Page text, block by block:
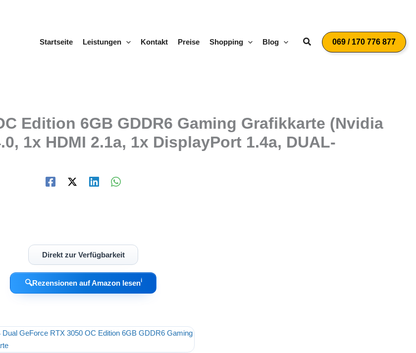
Startseite
Leistungen Kontakt Preise Shopping Blog Suchen069 / 170 776 877
Edition 6GB GDDR6 Gaming Grafikkarte (Nvidia
1x HDMI 2.1a, 1x DisplayPort 1.4a, DUAL-
Direkt zur Verfügbarkeit
🔍Rezensionen auf Amazon lesenℹ︎